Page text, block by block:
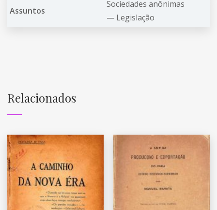
Assuntos
Sociedades anônimas
— Legislação
Relacionados